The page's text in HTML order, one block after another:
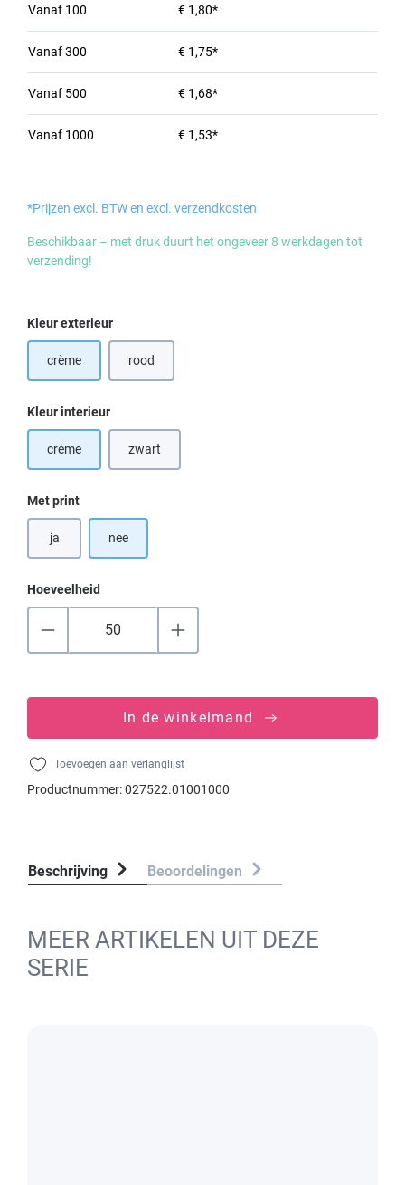
Vanaf 100 € 1,80*
Vanaf300 € 1,75*
Vanaf 500 € 1,68*
Vanaf 1000 € 1,53*
*Prijzen excl. BTW en excl. verzendkosten
Beschikbaar – met druk duurt het ongeveer 8 werkdagen tot
verzending!
Selecteer
Kleur exterieur
crème rood(Deze optie is momenteel niet beschikbaar.)
Selecteer
Kleur interieur
crème zwart(Deze optie is momenteel niet beschikbaar.)
Selecteer
Met print
ja nee
Hoeveelheid
In de winkelmand
Toevoegen aan verlanglijst
Productnummer:027522.01001000
Beschrijving Beoordelingen
MEER ARTIKELEN UIT DEZE
SERIE